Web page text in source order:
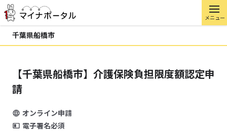
メニュー
千葉県船橋市
【千葉県船橋市】介護保険負担限度額認定申
請
オンライン申請
電子署名必須